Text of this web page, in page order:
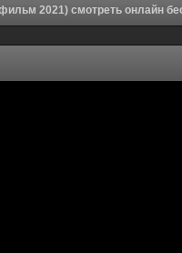
2021) смотреть онлайн